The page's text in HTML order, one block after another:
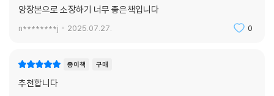
양장본으로 소장하기 너무 좋은책입니다
n********j 2025.07.27. 0
종이책 구매
추천합니다